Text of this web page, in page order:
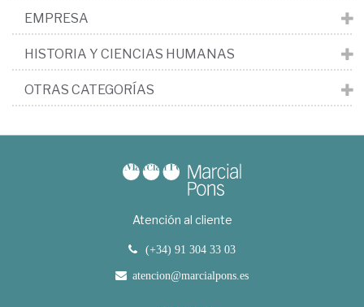
EMPRESA
HISTORIA Y CIENCIAS HUMANAS
OTRAS CATEGORÍAS
Atención al cliente
(+34) 91 304 33 03
atencion@marcialpons.es